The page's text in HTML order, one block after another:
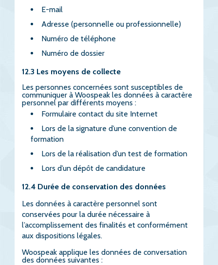
E-mail
Adresse (personnelle ou professionnelle)
Numéro de téléphone
Numéro de dossier
12.3 Les moyens de collecte
Les personnes concernées sont susceptibles de
communiquer à Woospeak les données à caractère
personnel par différents moyens :
Formulaire contact du site Internet
Lors de la signature d’une convention de
formation
Lors de la réalisation d’un test de formation
Lors d’un dépôt de candidature
12.4 Durée de conservation des données
Les données à caractère personnel sont
conservées pour la durée nécessaire à
l’accomplissement des finalités et conformément
aux dispositions légales.
Woospeak applique les données de conversation
des données suivantes :